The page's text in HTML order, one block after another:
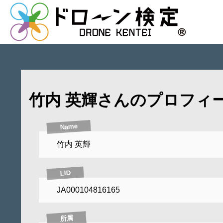
竹内 英輝さんのプロフィ
Name
竹内 英輝
LID
JA000104816165
所属